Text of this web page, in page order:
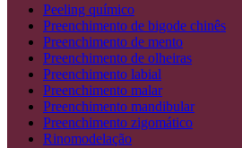
Peeling químico
Preenchimento de bigode chinês
Preenchimento de mento
Preenchimento de olheiras
Preenchimento labial
Preenchimento malar
Preenchimento mandibular
Preenchimento zigomático
Rinomodelação